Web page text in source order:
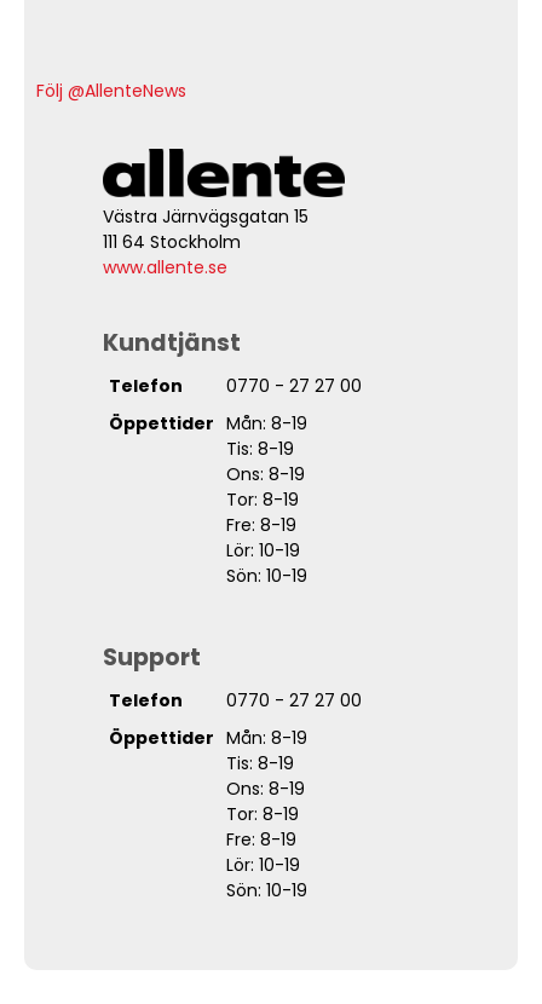
Följ @AllenteNews
Västra Järnvägsgatan 15
111 64 Stockholm
www.allente.se
Kundtjänst
Telefon
0770 - 27 27 00
Öppettider Mån: 8-19
Tis: 8-19
Ons: 8-19
Tor: 8-19
Fre: 8-19
Lör: 10-19
Sön: 10-19
Support
Telefon
0770 - 27 27 00
Öppettider Mån: 8-19
Tis: 8-19
Ons: 8-19
Tor: 8-19
Fre: 8-19
Lör: 10-19
Sön: 10-19